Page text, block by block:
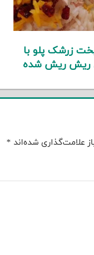
زرشک پلو با
ریش ریش شده
علامت‌گذاری شده‌اند *